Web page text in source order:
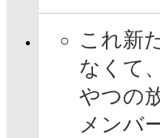
これ新
なくて
やつの
メンバ